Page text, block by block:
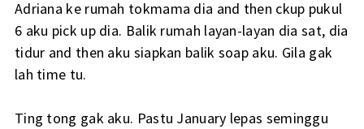
Adriana ke rumah tokmama dia and then ckup pukul
6 aku pick up dia. Balik rumah layan-layan dia sat, dia
tidur and then aku siapkan balik soap aku. Gila gak
lah time tu.
Ting tong gak aku. Pastu January lepas seminggu